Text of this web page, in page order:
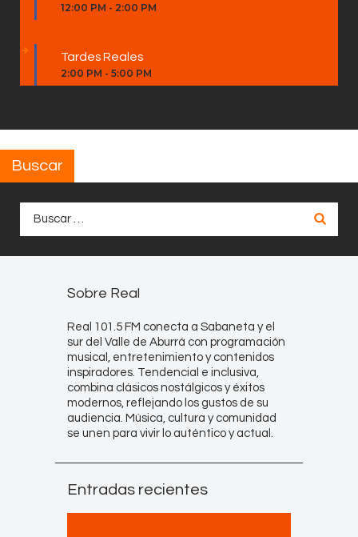
12:00 PM - 2:00 PM
Tardes Reales
2:00 PM - 5:00 PM
Buscar
Sobre Real
Real 101.5 FM conecta a Sabaneta y el
sur del Valle de Aburrá con programación
musical, entretenimiento y contenidos
inspiradores. Tendencial e inclusiva,
combina clásicos nostálgicos y éxitos
modernos, reflejando los gustos de su
audiencia. Música, cultura y comunidad
se unen para vivir lo auténtico y actual.
Entradas recientes